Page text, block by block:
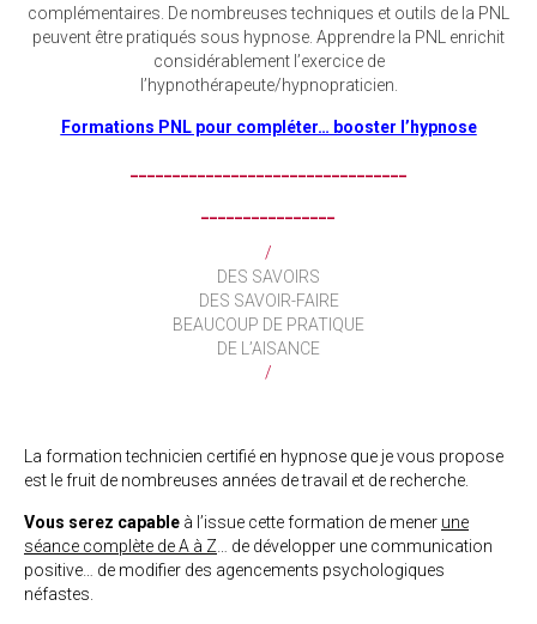
complémentaires. De nombreuses techniques et outils de la PNL
peuvent être pratiqués sous hypnose. Apprendre la PNL enrichit
considérablement l’exercice de
l’hypnothérapeute/hypnopraticien.
Formations PNL pour compléter… booster l’hypnose
/
DES SAVOIRS
DES SAVOIR-FAIRE
BEAUCOUP DE PRATIQUE
DE L’AISANCE
/
La formation technicien certifié en hypnose que je vous propose
est le fruit de nombreuses années de travail et de recherche.
Vous serez capable à l’issue cette formation de mener une
séance complète de A à Z … de développer une communication
positive… de modifier des agencements psychologiques
néfastes.